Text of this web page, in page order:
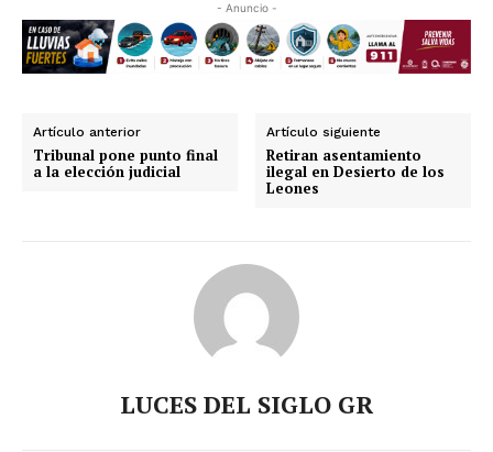
- Anuncio -
Artículo anterior
Tribunal pone punto final
a la elección judicial
Artículo siguiente
Retiran asentamiento
ilegal en Desierto de los
Leones
LUCES DEL SIGLO GR